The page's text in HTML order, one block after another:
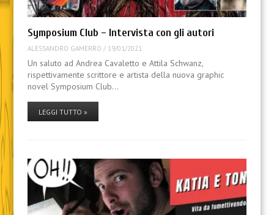
Symposium Club – Intervista con gli autori
ALESSANDRO GAMERRO / 19/01/2021
Un saluto ad Andrea Cavaletto e Attila Schwanz,
rispettivamente scrittore e artista della nuova graphic
novel Symposium Club…
LEGGI TUTTO »